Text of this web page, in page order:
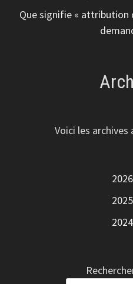
Que signifie « attribution
Voici les archives
2026
2025
2024